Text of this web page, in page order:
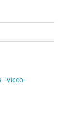
- Video-